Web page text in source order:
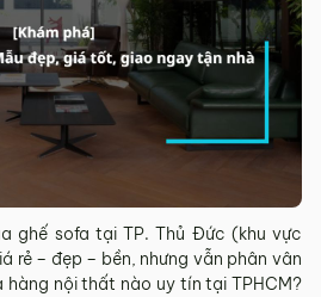
ghế sofa tại TP. Thủ Đức (khu vực
rẻ – đẹp – bền, nhưng vẫn phân vân
hàng nội thất nào uy tín tại TPHCM?